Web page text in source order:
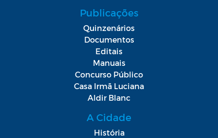
Publicações
Quinzenários
Documentos
Editais
Manuais
Concurso Público
Casa Irmã Luciana
Aldir Blanc
A Cidade
História